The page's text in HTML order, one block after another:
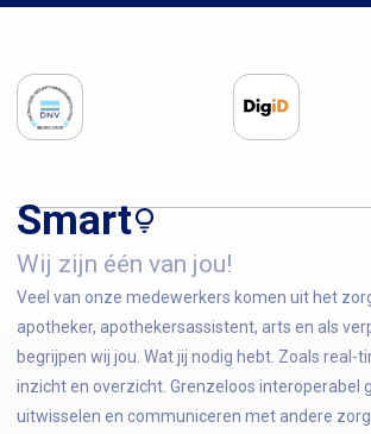
Smart
Wij zijn één van jou!
Veel van onze medewerkers komen uit het
apotheker, apothekersassistent, arts en als
begrijpen wij jou. Wat jij nodig hebt. Zoals real-
inzicht en overzicht. Grenzeloos interoperabel
uitwisselen en communiceren met andere